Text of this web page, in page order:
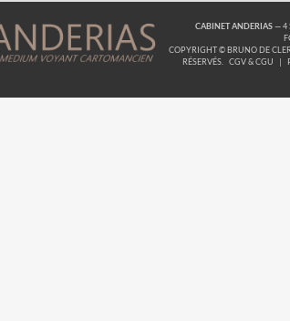
CABINET ANDERIAS— 4
COPYRIGHT © BRUNO DE
RÉSERVÉS.
CGV & CGU |